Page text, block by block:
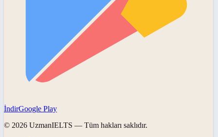
İndirGoogle Play
© 2026 UzmanIELTS — Tüm hakları saklıdır.